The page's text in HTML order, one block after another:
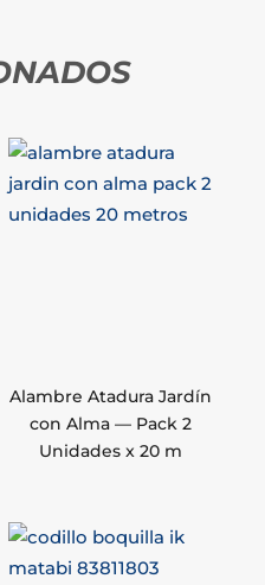
Alambre Atadura Jardín
con Alma — Pack 2
Unidades x 20 m